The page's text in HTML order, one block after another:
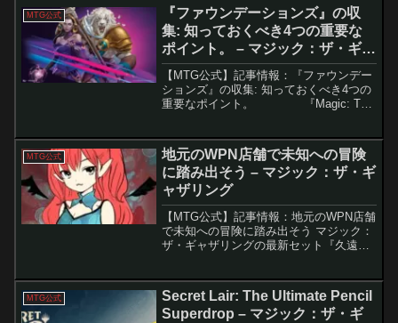
MTG公式
『ファウンデーションズ』の収
集: 知っておくべき4つの重要な
ポイント。 – マジック：ザ・ギャ
ザリング
【MTG公式】記事情報：『ファウンデー
ションズ』の収集: 知っておくべき4つの
重要なポイント。 『Magic: The
2024年1...
MTG公式
地元のWPN店舗で未知への冒険
に踏み出そう – マジック：ザ・ギ
ャザリング
【MTG公式】記事情報：地元のWPN店舗
で未知への冒険に踏み出そう マジック：
ザ・ギャザリングの最新セット『久遠の
品。プレイヤーたちは、新たなメカニズ
ム「ステーション」を...
MTG公式
Secret Lair: The Ultimate Pencil
Superdrop – マジック：ザ・ギ